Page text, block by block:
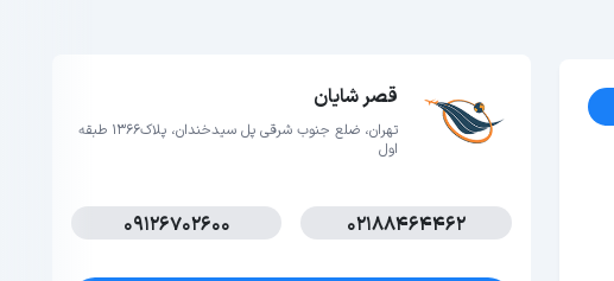
قصر شایان
تهران، ضلع جنوب شرقی پل سیدخندان، پلاک1366 طبقه
اول
02188464462
09126702600